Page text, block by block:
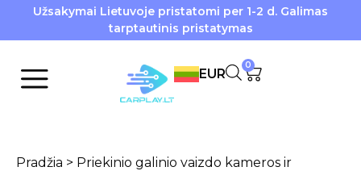
Užsakymai Lietuvoje pristatomi per 1-2 d. Galimas
tarptautinis pristatymas
EUR
0
Pradžia > Priekinio galinio vaizdo kameros ir